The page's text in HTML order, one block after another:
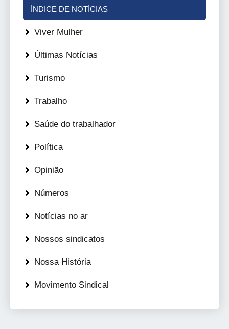
ÍNDICE DE NOTÍCIAS
Viver Mulher
Últimas Notícias
Turismo
Trabalho
Saúde do trabalhador
Política
Opinião
Números
Notícias no ar
Nossos sindicatos
Nossa História
Movimento Sindical